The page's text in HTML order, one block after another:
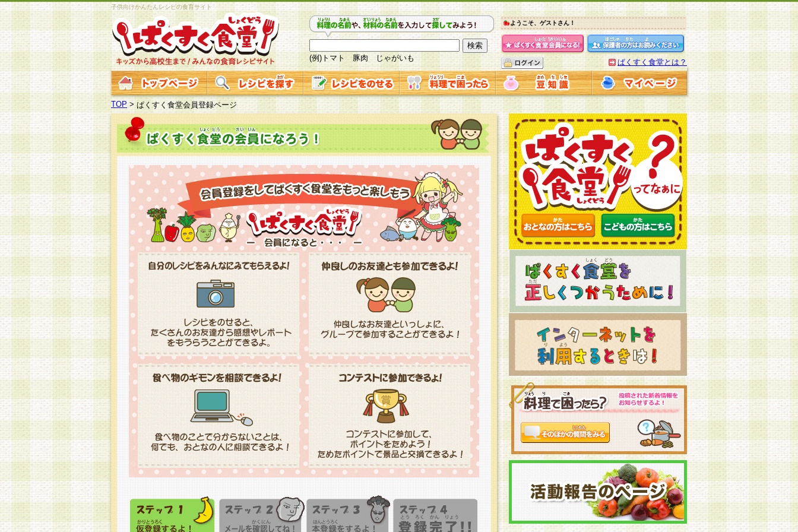
子供向けかんたんレシピの食育サイト
(例)トマト 豚肉 じゃがいも
ようこそ、ゲストさん！
ぱくすく食堂とは？
TOP >ぱくすく食堂会員登録ページ